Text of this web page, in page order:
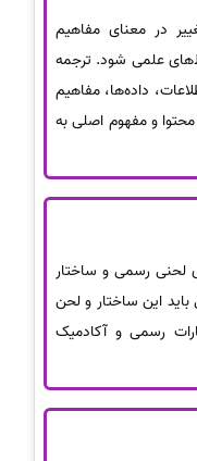
در معنای مفاهیم
علمی شود. ترجمه
داده‌ها، مفاهیم
و مفهوم اصلی به
لحنی رسمی و ساختار
این ساختار و لحن
رسمی و آکادمیک